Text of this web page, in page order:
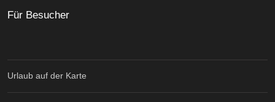
Für Besucher
Urlaub auf der Karte